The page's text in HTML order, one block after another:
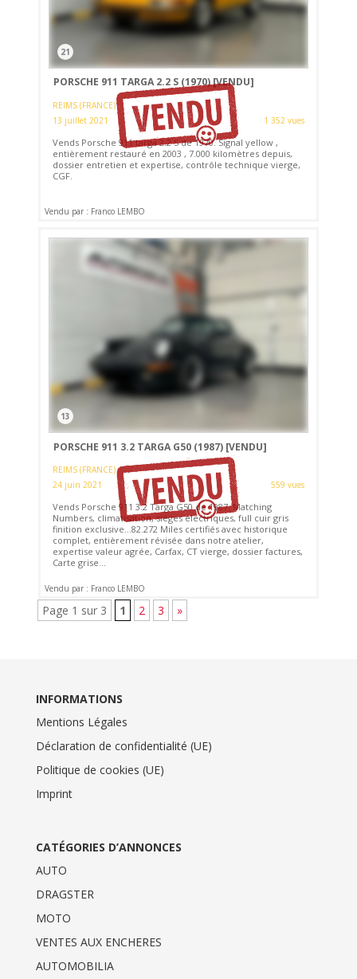
21
PORSCHE 911 TARGA 2.2 S (1970)[VENDU]
REIMS (FRANCE)
13 juillet 2021
1 352 vues
Vends Porsche 911 targa 2.2 S de 1970. Signal yellow ,
entièrement restauré en 2003 , 7.000 kilomètres depuis,
dossier entretien et expertise, contrôle technique vierge,
CGF.
Vendu par : Franco LEMBO
13
PORSCHE 911 3.2 TARGA G50 (1987) [VENDU]
REIMS (FRANCE)
24 juin 2021
559 vues
Vends Porsche 911 3.2 Targa G50 de 1987. Matching
Numbers, climatisation, sièges électriques, full cuir gris
finition exclusive...82.272 Miles certifiés avec historique
complet, entièrement révisée dans notre atelier,
expertise valeur agrée, Carfax, CT vierge, dossier factures,
Carte grise...
Vendu par : Franco LEMBO
Page 1 sur 3 1 2 3 »
INFORMATIONS
Mentions Légales
Déclaration de confidentialité (UE)
Politique de cookies (UE)
Imprint
CATÉGORIES D’ANNONCES
AUTO
DRAGSTER
MOTO
VENTES AUX ENCHERES
AUTOMOBILIA